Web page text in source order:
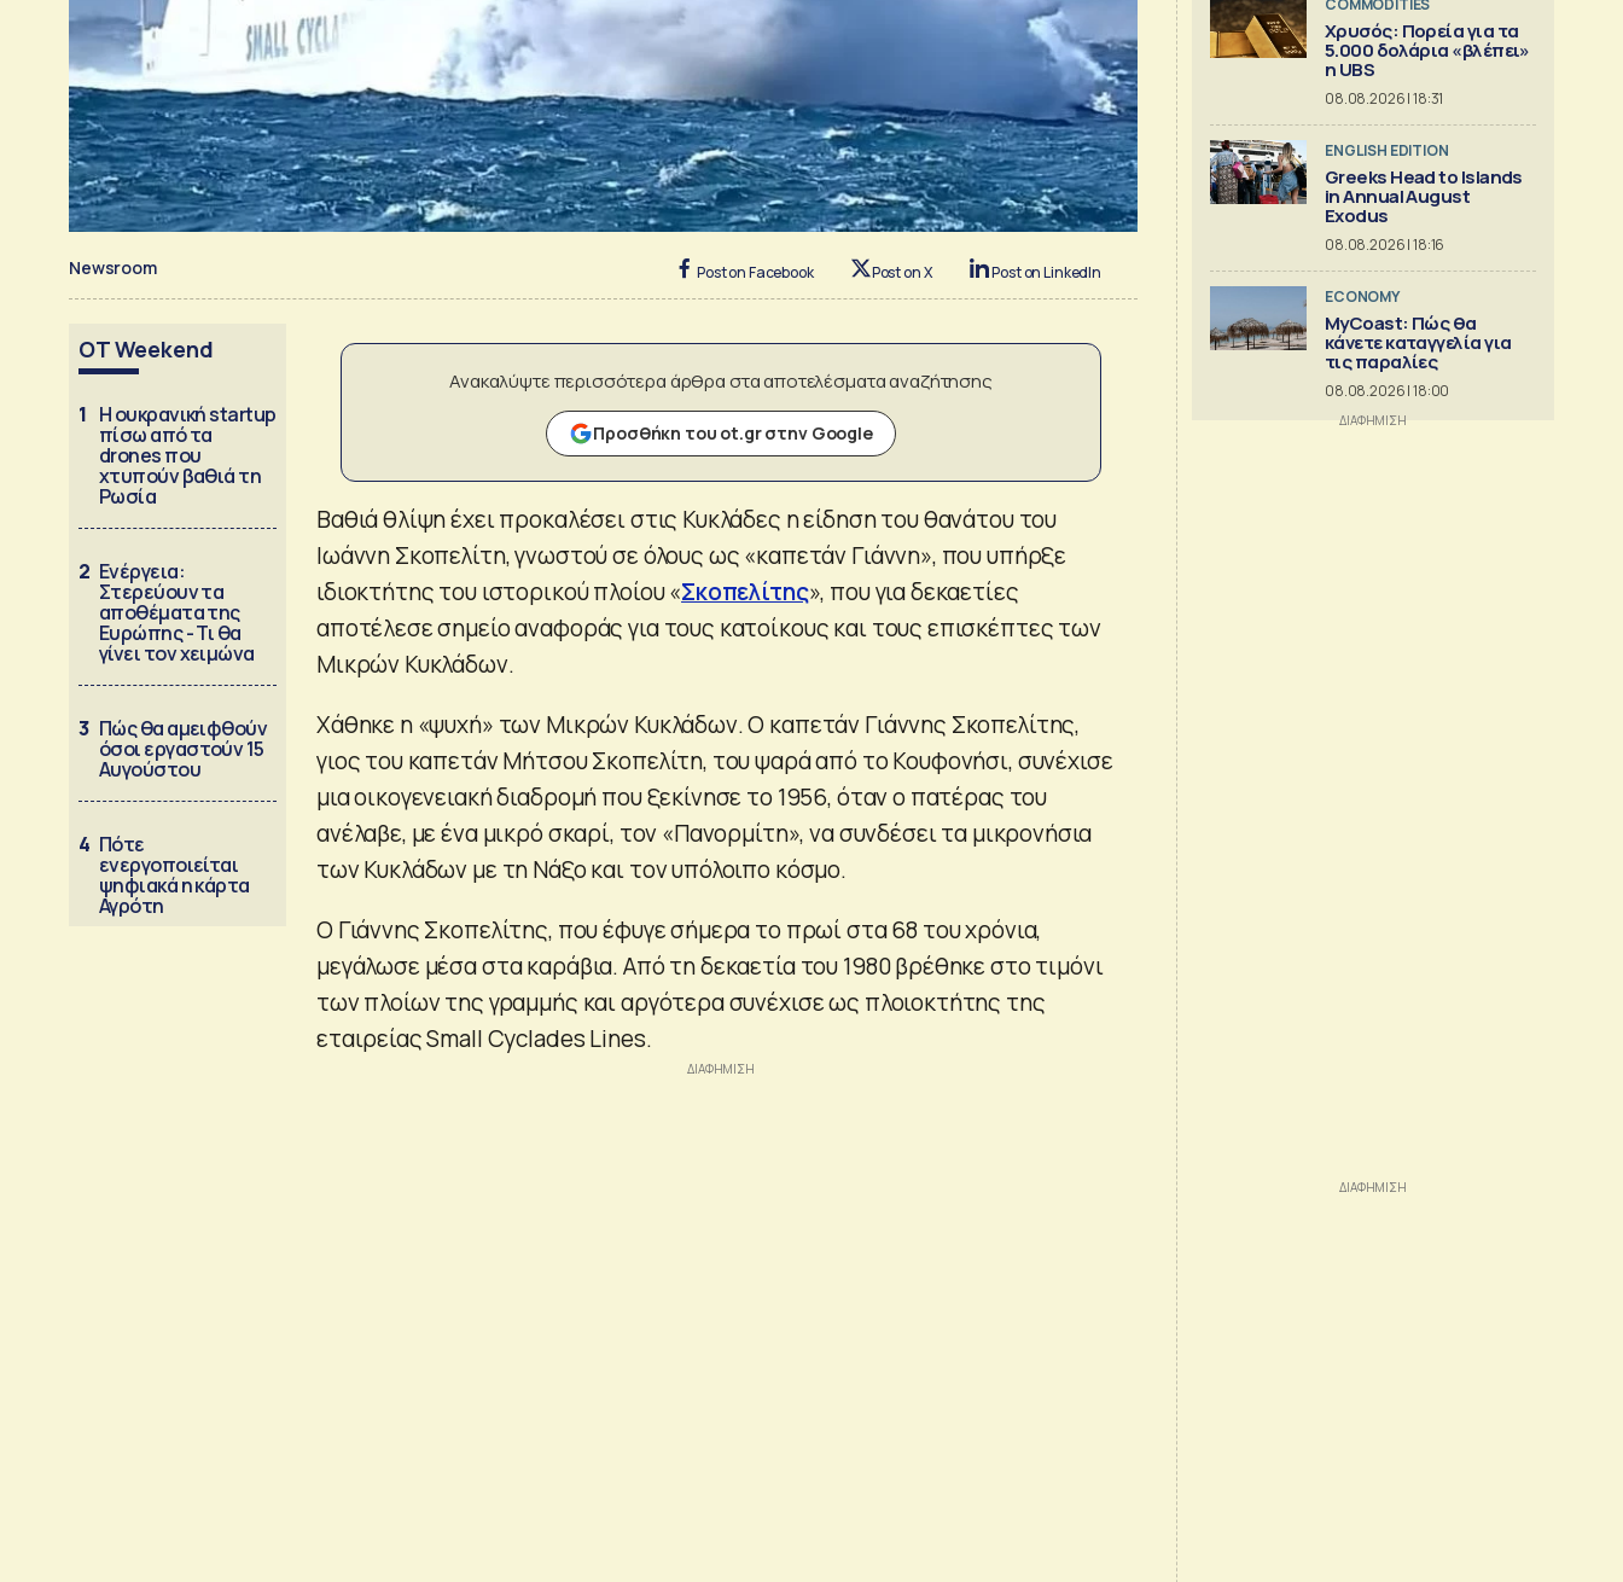
Newsroom Post on Facebook Post on X Post on LinkedIn
OT Weekend
1 Η ουκρανική startup
πίσω από τα
drones που
χτυπούν βαθιά τη
Ρωσία
2 Ενέργεια:
Στερεύουν τα
αποθέματα της
Ευρώπης - Τι θα
γίνει τον χειμώνα
3 Πώς θα αμειφθούν
όσοι εργαστούν 15
Αυγούστου
4 Πότε
ενεργοποιείται
ψηφιακά η κάρτα
Αγρότη
Ανακαλύψτε περισσότερα άρθρα στα αποτελέσματα αναζήτησης
Προσθήκη του ot.gr στην Google
Βαθιά θλίψη έχει προκαλέσει στις Κυκλάδες η είδηση του θανάτου του
Ιωάννη Σκοπελίτη, γνωστού σε όλους ως «καπετάν Γιάννη», που υπήρξε
ιδιοκτήτης του ιστορικού πλοίου «Σκοπελίτης», που για δεκαετίες
αποτέλεσε σημείο αναφοράς για τους κατοίκους και τους επισκέπτες των
Μικρών Κυκλάδων.
Χάθηκε η «ψυχή» των Μικρών Κυκλάδων. Ο καπετάν Γιάννης Σκοπελίτης,
γιος του καπετάν Μήτσου Σκοπελίτη, του ψαρά από το Κουφονήσι, συνέχισε
μια οικογενειακή διαδρομή που ξεκίνησε το 1956, όταν ο πατέρας του
ανέλαβε, με ένα μικρό σκαρί, τον «Πανορμίτη», να συνδέσει τα μικρονήσια
των Κυκλάδων με τη Νάξο και τον υπόλοιπο κόσμο.
Ο Γιάννης Σκοπελίτης, που έφυγε σήμερα το πρωί στα 68 του χρόνια,
μεγάλωσε μέσα στα καράβια. Από τη δεκαετία του 1980 βρέθηκε στο τιμόνι
των πλοίων της γραμμής και αργότερα συνέχισε ως πλοιοκτήτης της
εταιρείας Small Cyclades Lines.
COMMODITIES
Χρυσός: Πορεία για τα
5.000 δολάρια «βλέπει»
η UBS
08.08.2026 | 18:31
ENGLISH EDITION
Greeks Head to Islands
in Annual August
Exodus
08.08.2026 | 18:16
ECONOMY
MyCoast: Πώς θα
κάνετε καταγγελία για
τις παραλίες
08.08.2026 | 18:00